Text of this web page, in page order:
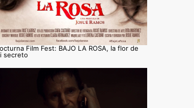
Film Fest: BAJO LA ROSA, la flor de
secreto